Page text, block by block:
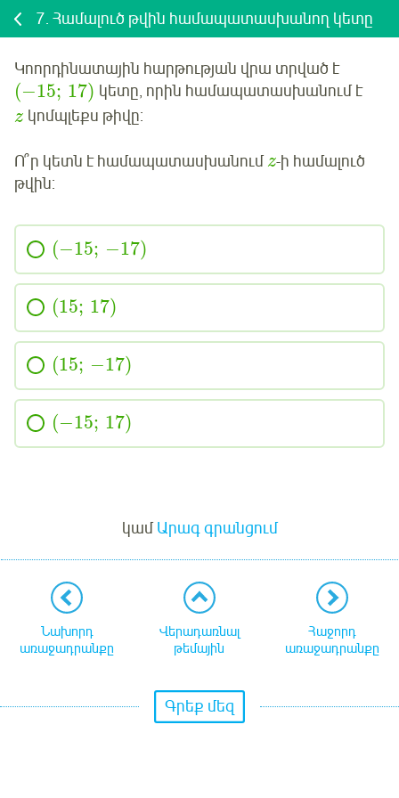
7. Համալուծ թվին համապատասխանող կետը
Կոորդինատային հարթության վրա տրված է
(−15; 17) կետը, որին համապատասխանում է
z կոմպլեքս թիվը:
Ո՞ր կետն է համապատասխանումz-ի համալուծ
թվին:
(−15; −17)
(15; 17)
(15; −17)
(−15; 17)
կամԱրագ գրանցում
Նախորդ
առաջադրանքը
Վերադառնալ
թեմային
Հաջորդ
առաջադրանքը
Գրեք մեզ